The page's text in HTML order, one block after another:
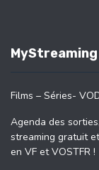
MyStreaming
Films – Séries-
Agenda des
streaming gratuit
en VF et VOSTFR !